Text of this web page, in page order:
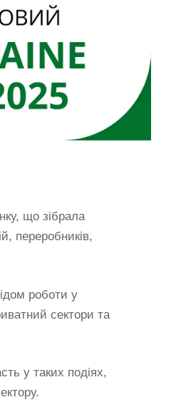
що зібрала
переробників,
роботи у
сектори та
у таких подіях,